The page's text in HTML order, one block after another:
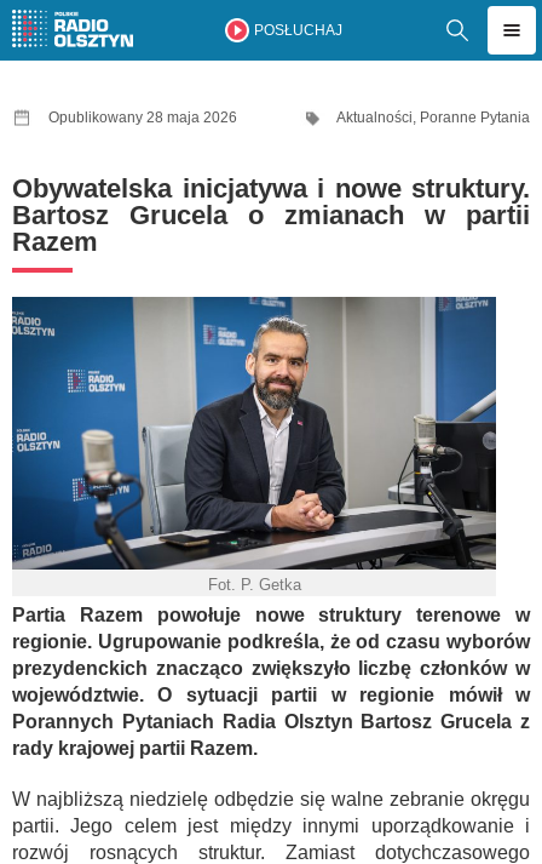
POSŁUCHAJ
Opublikowany 28 maja 2026 Aktualności, Poranne Pytania
Obywatelska inicjatywa i nowe struktury.
Bartosz Grucela o zmianach w partii
Razem
Fot. P. Getka
Partia Razem powołuje nowe struktury terenowe w
regionie. Ugrupowanie podkreśla, że od czasu wyborów
prezydenckich znacząco zwiększyło liczbę członków w
województwie. O sytuacji partii w regionie mówił w
Porannych Pytaniach Radia Olsztyn Bartosz Grucela z
rady krajowej partii Razem.
W najbliższą niedzielę odbędzie się walne zebranie okręgu
partii. Jego celem jest między innymi uporządkowanie i
rozwój rosnących struktur. Zamiast dotychczasowego